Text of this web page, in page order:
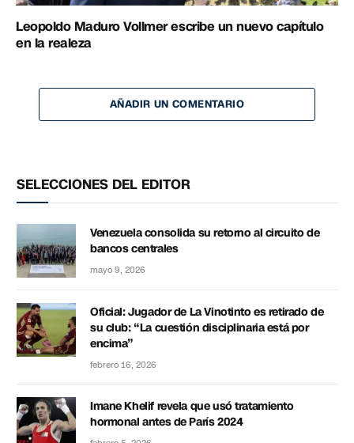
Leopoldo Maduro Vollmer escribe un nuevo capítulo
en la realeza
AÑADIR UN COMENTARIO
SELECCIONES DEL EDITOR
Venezuela consolida su retorno al circuito de
bancos centrales
mayo 9, 2026
Oficial: Jugador de La Vinotinto es retirado de
su club: “La cuestión disciplinaria está por
encima”
febrero 16, 2026
Imane Khelif revela que usó tratamiento
hormonal antes de París 2024